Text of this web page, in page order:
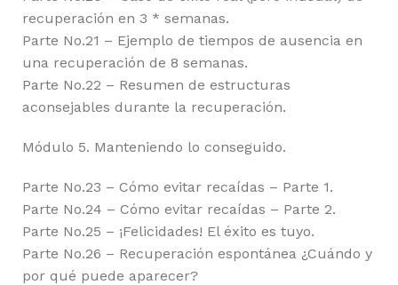
recuperación en 3 * semanas.
Parte No.21 – Ejemplo de tiempos de ausencia en
una recuperación de 8 semanas.
Parte No.22 – Resumen de estructuras
aconsejables durante la recuperación.
Módulo 5. Manteniendo lo conseguido.
Parte No.23 – Cómo evitar recaídas – Parte 1.
Parte No.24 – Cómo evitar recaídas – Parte 2.
Parte No.25 – ¡Felicidades! El éxito es tuyo.
Parte No.26 – Recuperación espontánea ¿Cuándo y
por qué puede aparecer?